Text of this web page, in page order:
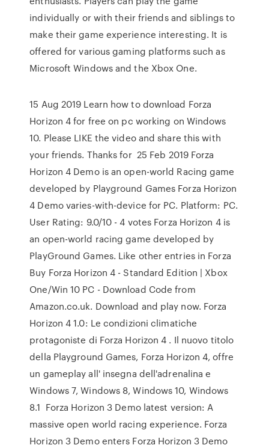
individually or with their friends and siblings to
make their game experience interesting. It is
offered for various gaming platforms such as
Microsoft Windows and the Xbox One.
15 Aug 2019 Learn how to download Forza
Horizon 4 for free on pc working on Windows
10. Please LIKE the video and share this with
your friends. Thanks for 25 Feb 2019 Forza
Horizon 4 Demo is an open-world Racing game
developed by Playground Games Forza Horizon
4 Demo varies-with-device for PC. Platform: PC.
User Rating: 9.0/10 - 4 votes Forza Horizon 4 is
an open-world racing game developed by
PlayGround Games. Like other entries in Forza
Buy Forza Horizon 4 - Standard Edition | Xbox
One/Win 10 PC - Download Code from
Amazon.co.uk. Download and play now. Forza
Horizon 4 1.0: Le condizioni climatiche
protagoniste di Forza Horizon 4 . Il nuovo titolo
della Playground Games, Forza Horizon 4, offre
un gameplay all' insegna dell'adrenalina e
Windows 7, Windows 8, Windows 10, Windows
8.1 Forza Horizon 3 Demo latest version: A
massive open world racing experience. Forza
Horizon 3 Demo enters Forza Horizon 3 Demo